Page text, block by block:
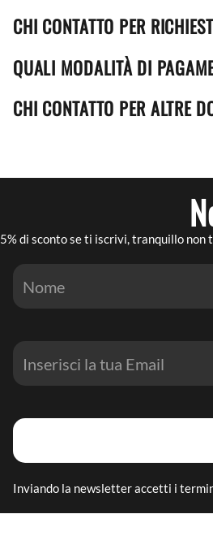
del
CHI CONTATTO PER
QUALI MODALITÀ DI
CHI CONTATTO PER ALTRE
5% di sconto se ti iscrivi, tranquillo non
Inviando la newsletter accetti i